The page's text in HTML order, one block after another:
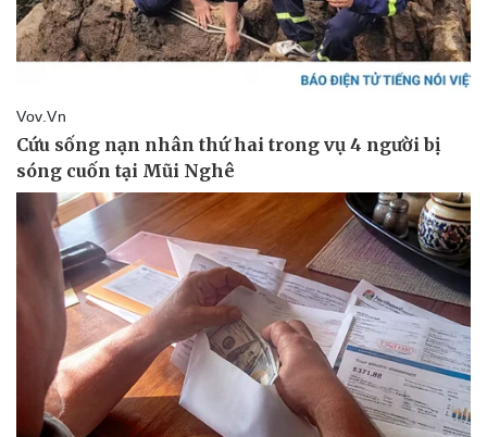
Tư vấn luật
Phân tích